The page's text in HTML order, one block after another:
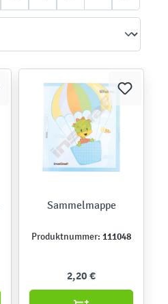
Sammelmappe
Produktnummer: 111048
2,20 €